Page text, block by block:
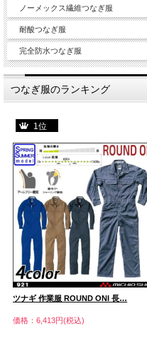
ノーメックス繊維つなぎ服
耐酸つなぎ服
完全防水つなぎ服
つなぎ服のランキング
1位
ツナギ 作業服 ROUND ONI 長…
価格：6,413円(税込)